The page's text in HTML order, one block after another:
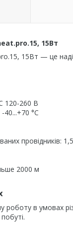
15Вт
15Вт — це
120-260 В
°C
провідників:
2000 м
роботу в умовах